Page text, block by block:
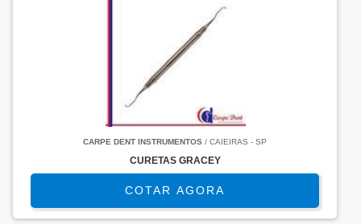
CARPE DENT INSTRUMENTOS / CAIEIRAS - SP
CURETAS GRACEY
COTAR AGORA